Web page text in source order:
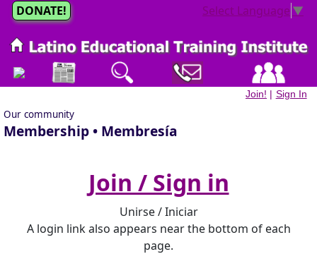
Select Language ▼
DONATE!
Join! | Sign In
Our community
Membership • Membresía
Join / Sign in
Unirse / Iniciar
A login link also appears near the bottom of each
page.